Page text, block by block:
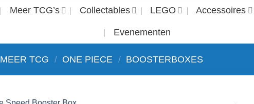
Meer TCG’s Collectables LEGO Accessoires
Evenementen
MEER TCG / ONE PIECE / BOOSTERBOXES